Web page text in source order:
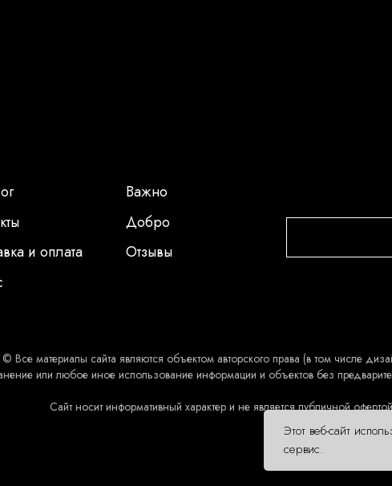
и оплата
Важно
Добро
Отзывы
© Все материалы сайта являются объектом авторского права (в том числе
или любое иное использование информации и объектов без
Сайт носит информативный характер и не является публичной
Этот веб-сайт
сервис.